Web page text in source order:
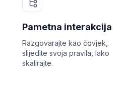
Pametna interakcija
Razgovarajte kao čovjek,
slijedite svoja pravila, lako
skalirajte.